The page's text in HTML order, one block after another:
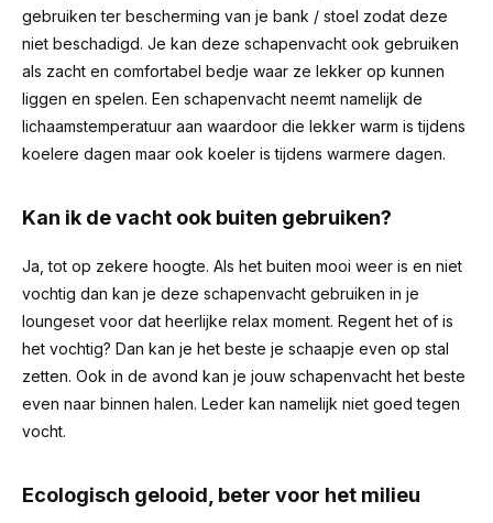
gebruiken ter bescherming van je bank / stoel zodat deze
niet beschadigd. Je kan deze schapenvacht ook gebruiken
als zacht en comfortabel bedje waar ze lekker op kunnen
liggen en spelen. Een schapenvacht neemt namelijk de
lichaamstemperatuur aan waardoor die lekker warm is tijdens
koelere dagen maar ook koeler is tijdens warmere dagen.
Kan ik de vacht ook buiten gebruiken?
Ja, tot op zekere hoogte. Als het buiten mooi weer is en niet
vochtig dan kan je deze schapenvacht gebruiken in je
loungeset voor dat heerlijke relax moment. Regent het of is
het vochtig? Dan kan je het beste je schaapje even op stal
zetten. Ook in de avond kan je jouw schapenvacht het beste
even naar binnen halen. Leder kan namelijk niet goed tegen
vocht.
Ecologisch gelooid, beter voor het milieu